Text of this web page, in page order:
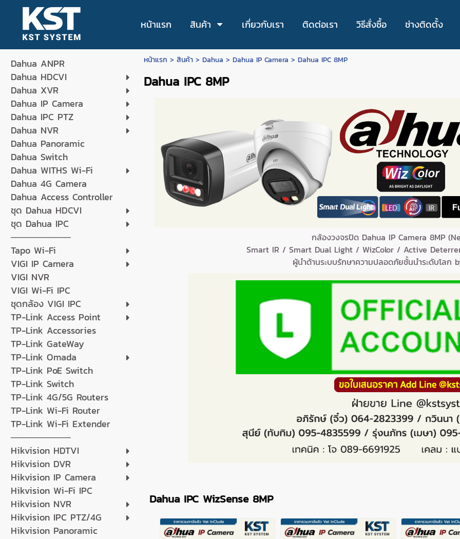
หน้าแรก สินค้า เกี่ยวกับเรา ติดต่อเรา วิธีสั่งซื้อ ช่างติดตั้ง
Dahua ANPR
Dahua HDCVI
Dahua XVR
Dahua IP Camera
Dahua IPC PTZ
Dahua NVR
Dahua Panoramic
Dahua Switch
Dahua WITHS Wi-Fi
Dahua 4G Camera
Dahua Access Controller
ชุด Dahua HDCVI
ชุด Dahua IPC
─────────
Tapo Wi-Fi
VIGI IP Camera
VIGI NVR
VIGI Wi-Fi IPC
ชุดกล้อง VIGI IPC
TP-Link Access Point
TP-Link Accessories
TP-Link GateWay
TP-Link Omada
TP-Link PoE Switch
TP-Link Switch
TP-Link 4G/5G Routers
TP-Link Wi-Fi Router
TP-Link Wi-Fi Extender
─────────
Hikvision HDTVI
Hikvision DVR
Hikvision IP Camera
Hikvision Wi-Fi IPC
Hikvision NVR
Hikvision IPC PTZ/4G
Hikvision Panoramic
หน้าแรก > สินค้า> Dahua > Dahua IP Camera > Dahua IPC 8MP
Dahua IPC 8MP
กล้องวงจรปิด Dahua IP Camera 8MP
Smart IR / Smart Dual Light / WizColor / Active
ผู้นำด้านระบบรักษาความปลอดภัยชั้นนำระดับโลก
Dahua IPC WizSense 8MP